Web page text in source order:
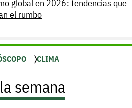
global en 2026: tendencias que
el rumbo
CLIMA
semana